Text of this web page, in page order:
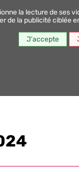
de la publicité ciblée
J'accepte